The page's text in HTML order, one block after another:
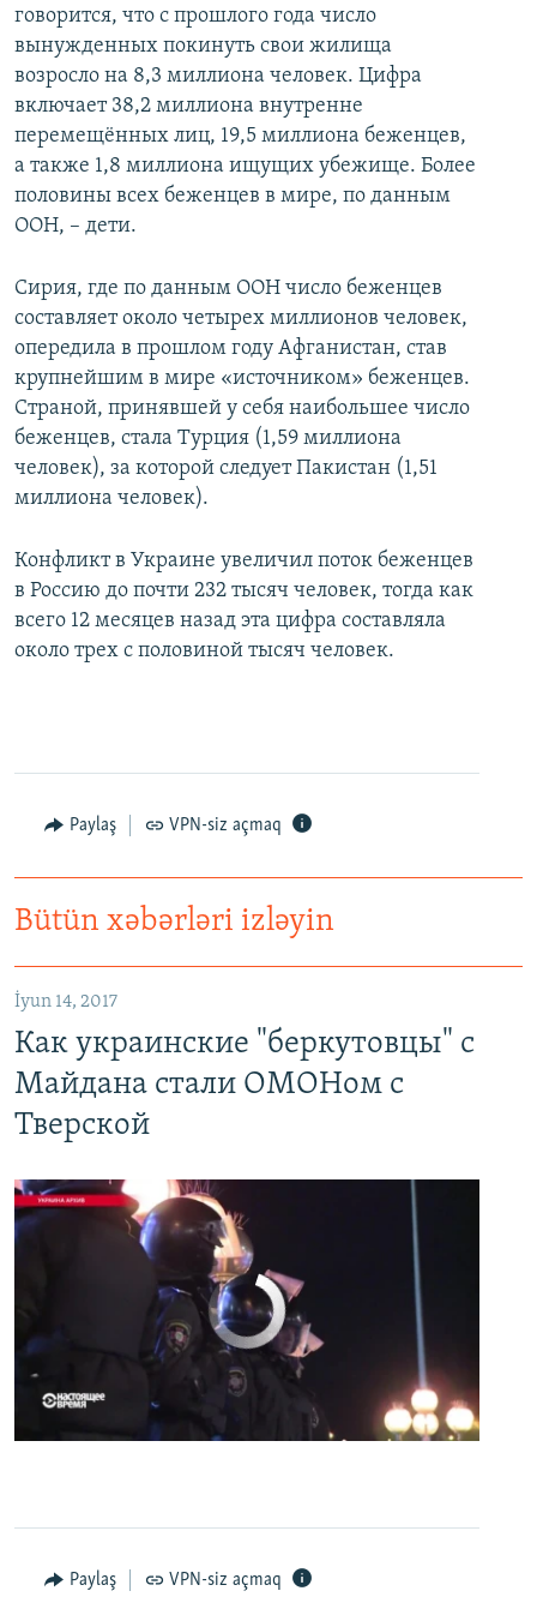
говорится, что с прошлого года число
вынужденных покинуть свои жилища
возросло на 8,3 миллиона человек. Цифра
включает 38,2 миллиона внутренне
перемещённых лиц, 19,5 миллиона беженцев,
а также 1,8 миллиона ищущих убежище. Более
половины всех беженцев в мире, по данным
ООН, – дети.
Сирия, где по данным ООН число беженцев
составляет около четырех миллионов человек,
опередила в прошлом году Афганистан, став
крупнейшим в мире «источником» беженцев.
Страной, принявшей у себя наибольшее число
беженцев, стала Турция (1,59 миллиона
человек), за которой следует Пакистан (1,51
миллиона человек).
Конфликт в Украине увеличил поток беженцев
в Россию до почти 232 тысяч человек, тогда как
всего 12 месяцев назад эта цифра составляла
около трех с половиной тысяч человек.
Paylaş VPN-siz açmaq
Bütün xəbərləri izləyin
İyun 14, 2017
Как украинские "беркутовцы" с
Майдана стали ОМОНом с
Тверской
No media source currently available
Paylaş VPN-siz açmaq EMBED